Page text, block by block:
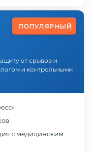
ПОПУЛЯРНЫЙ
от срывов и
и контрольными
с медицинским